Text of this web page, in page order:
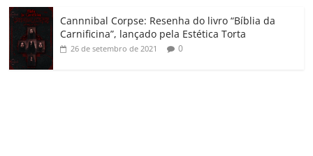
Cannnibal Corpse: Resenha do livro “Bíblia da
Carnificina”, lançado pela Estética Torta
26 de setembro de 2021 0